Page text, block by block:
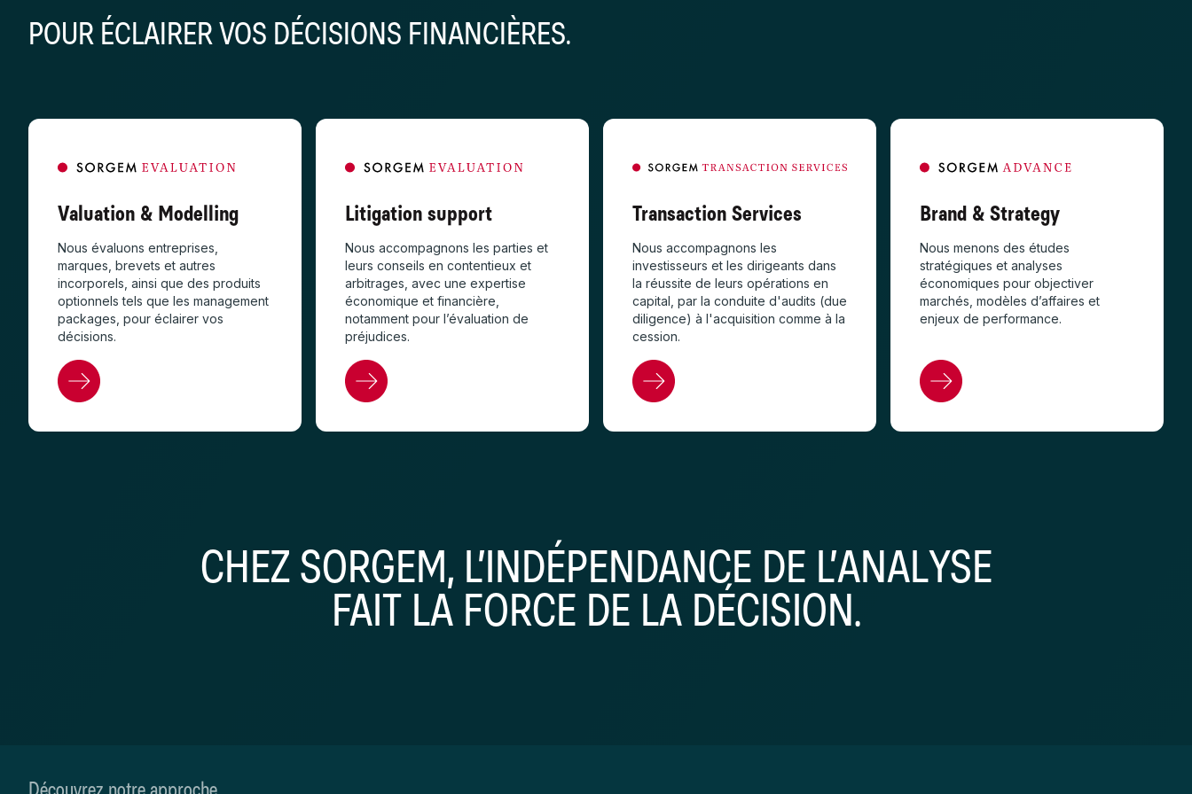
POUR ÉCLAIRER VOS DÉCISIONS FINANCIÈRES.
Valuation & Modelling
Nous évaluons entreprises,
marques, brevets et autres
incorporels, ainsi que des produits
optionnels tels que les management
packages, pour éclairer vos
décisions.
Litigation support
Nous accompagnons les parties et
leurs conseils en contentieux et
arbitrages, avec une expertise
économique et financière,
notamment pour l’évaluation de
préjudices.
Transaction Services
Nous accompagnons les
investisseurs et les dirigeants dans
la réussite de leurs opérations en
capital, par la conduite d'audits (due
diligence) à l'acquisition comme à la
cession.
Brand & Strategy
Nous menons des études
stratégiques et analyses
économiques pour objectiver
marchés, modèles d’affaires et
enjeux de performance.
CHEZ SORGEM, L’INDÉPENDANCE DE L’ANALYSE
FAIT LA FORCE DE LA DÉCISION.